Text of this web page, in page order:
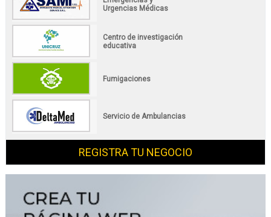
Urgencias Médicas
Centro de investigación
educativa
Fumigaciones
Servicio de Ambulancias
REGISTRA TU NEGOCIO